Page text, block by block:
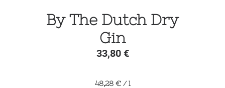
By The Dutch Dry
Gin
33,80 €
48,28 €/l